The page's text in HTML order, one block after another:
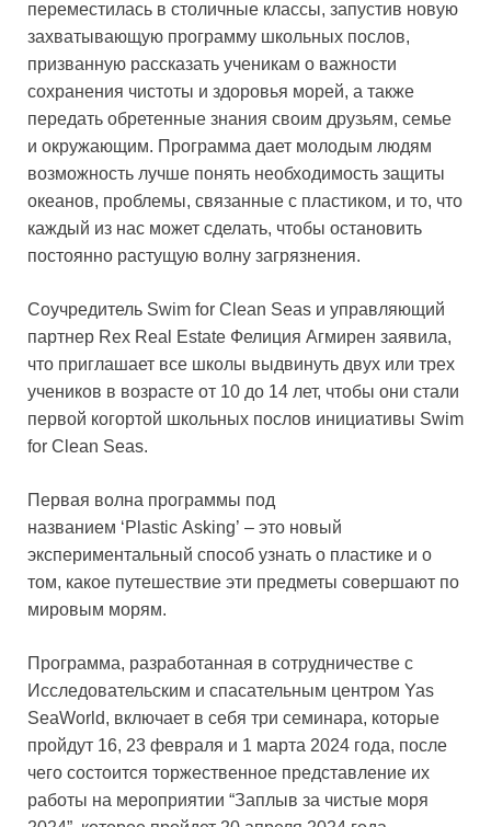
переместилась в столичные классы, запустив новую
захватывающую программу школьных послов,
призванную рассказать ученикам о важности
сохранения чистоты и здоровья морей, а также
передать обретенные знания своим друзьям, семье
и окружающим. Программа дает молодым людям
возможность лучше понять необходимость защиты
океанов, проблемы, связанные с пластиком, и то, что
каждый из нас может сделать, чтобы остановить
постоянно растущую волну загрязнения.
Соучредитель Swim for Clean Seas и управляющий
партнер Rex Real Estate Фелиция Агмирен заявила,
что приглашает все школы выдвинуть двух или трех
учеников в возрасте от 10 до 14 лет, чтобы они стали
первой когортой школьных послов инициативы Swim
for Clean Seas.
Первая волна программы под
названием ‘Plastic Asking’ – это новый
экспериментальный способ узнать о пластике и о
том, какое путешествие эти предметы совершают по
мировым морям.
Программа, разработанная в сотрудничестве с
Исследовательским и спасательным центром Yas
SeaWorld, включает в себя три семинара, которые
пройдут 16, 23 февраля и 1 марта 2024 года, после
чего состоится торжественное представление их
работы на мероприятии “Заплыв за чистые моря